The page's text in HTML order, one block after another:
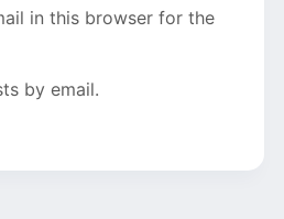
in this browser for the
by email.